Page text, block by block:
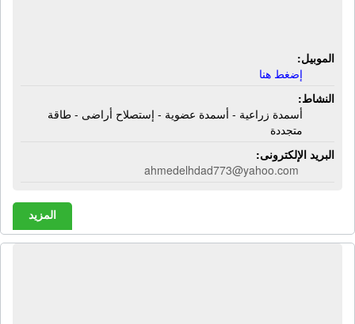
الموبيل:
إضغط هنا
النشاط:
أسمدة زراعية - أسمدة عضوية - إستصلاح أراضى - طاقة
متجددة
البريد الإلكترونى:
ahmedelhdad773@yahoo.com
المزيد